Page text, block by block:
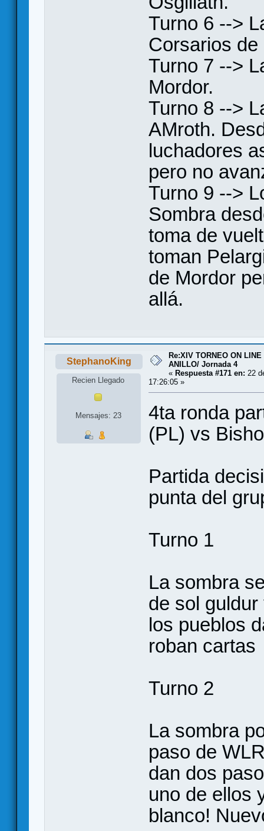
Turno 6 -->
Corsarios
Turno 7 -->
Mordor.
Turno 8 -->
AMroth.
luchadores
pero no
Turno 9 -->
Sombra
toma de
toman
de Mordor
allá.
StephanoKing
Recien Llegado
Mensajes: 23
Re:XIV TORNEO ON
ANILLO/ Jornada 4
« Respuesta #171 en: 22
17:26:05 »
4ta ronda
(PL) vs
Partida
punta del
Turno 1
La sombra
de sol
los pueblos
roban cartas
Turno 2
La sombra
paso de
dan dos
uno de ellos
blanco!